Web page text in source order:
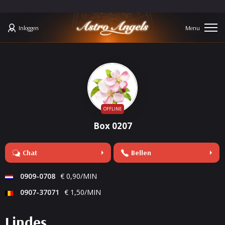
Inloggen
OFFLINE
Box 0207
Chat Bellen
0909-0708 € 0,90/MIN
0907-37071
€ 1,50/MIN